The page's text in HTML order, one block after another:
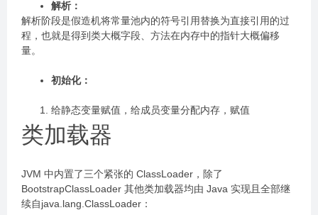
解析：
解析阶段是假造机将常量池内的符号引用替换为直接引用的过
程，也就是得到类大概字段、方法在内存中的指针大概偏移
量。
初始化：
给静态变量赋值，给成员变量分配内存，赋值
类加载器
JVM 中内置了三个紧张的 ClassLoader，除了
BootstrapClassLoader 其他类加载器均由 Java 实现且全部继
续自java.lang.ClassLoader：